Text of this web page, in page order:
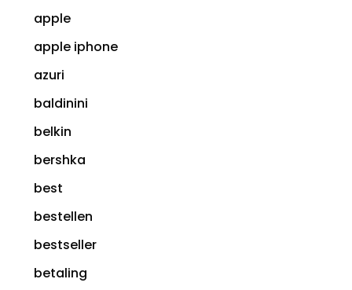
apple
apple iphone
azuri
baldinini
belkin
bershka
best
bestellen
bestseller
betaling